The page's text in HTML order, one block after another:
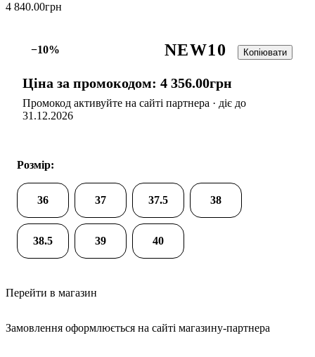
4 840.00грн
−10% NEW10 Копіювати
Ціна за промокодом: 4 356.00грн
Промокод активуйте на сайті партнера · діє до
31.12.2026
Розмір:
36 37 37.5 38
38.5 39 40
Перейти в магазин
Замовлення оформлюється на сайті магазину-партнера